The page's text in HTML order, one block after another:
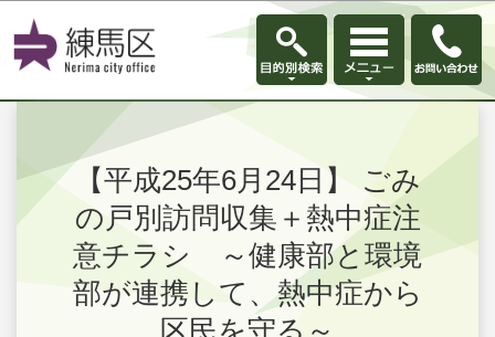
このページの本文へ移動
【平成25年6月24日】 ごみ
の戸別訪問収集＋熱中症注
意チラシ ～健康部と環境
部が連携して、熱中症から
区民を守る～